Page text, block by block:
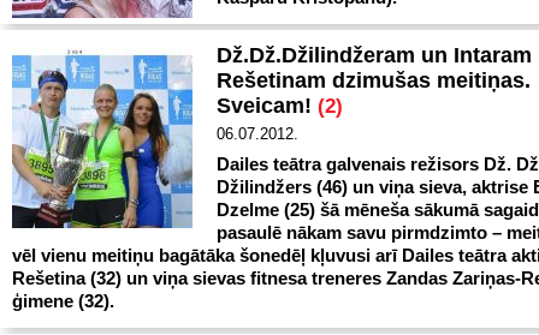
Dž.Dž.Džilindžeram un Intaram
Rešetinam dzimušas meitiņas.
Sveicam! (2)
06.07.2012.
Dailes teātra galvenais režisors Dž.
Džilindžers (46) un viņa sieva, aktrise
Dzelme (25) šā mēneša sākumā
pasaulē nākam savu pirmdzimto –
vēl vienu meitiņu bagātāka šonedēļ kļuvusi arī Dailes teātra
Rešetina (32) un viņa sievas fitnesa treneres Zandas Zariņas-
ģimene (32).